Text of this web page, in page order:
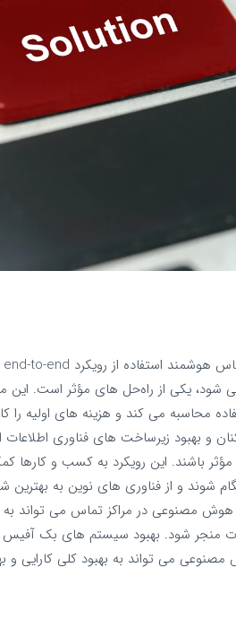
شود، یکی از راه‌حل‌ های مؤثر است. این
محاسبه می‌ کند و هزینه‌ های
و بهبود زیرساخت‌ های فناوری
مؤثر باشند. این رویکرد به کسب‌ و کارها
شوند و از فناوری‌ های نوین به بهترین
هوش مصنوعی در مراکز تماس می‌ تواند
منجر شود. بهبود سیستم‌ های بک
می‌ تواند به بهبود کلی کارایی و